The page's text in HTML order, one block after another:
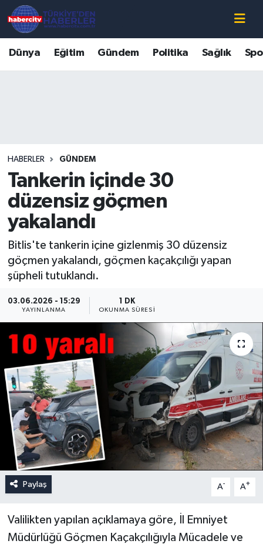
Dünya Eğitim Gündem Politika Sağlık
HABERLER GÜNDEM
Tankerin içinde 30
düzensiz göçmen
yakalandı
Bitlis'te tankerin içine gizlenmiş 30 düzensiz
göçmen yakalandı, göçmen kaçakçılığı yapan
şüpheli tutuklandı.
03.06.2026 - 15:29
YAYINLANMA
1 DK
OKUNMA SÜRESI
Paylaş A- A+
Valilikten yapılan açıklamaya göre, İl Emniyet
Müdürlüğü Göçmen Kaçakçılığıyla Mücadele ve
Süper Lig Puan Durumu ve Fikstür
Tüm Manşetler
Son Dakika Haberleri
Haber Arşivi